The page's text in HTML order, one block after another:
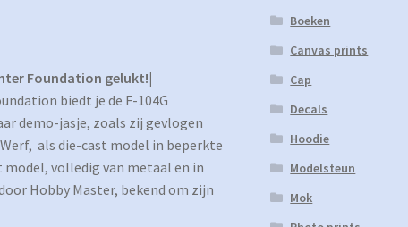
Foundation gelukt!|
biedt je de F-104G
demo-jasje, zoals zij gevlogen
als die-cast model in beperkte
volledig van metaal en in
Hobby Master, bekend om zijn
Boeken
Canvas prints
Cap
Decals
Hoodie
Modelsteun
Mok